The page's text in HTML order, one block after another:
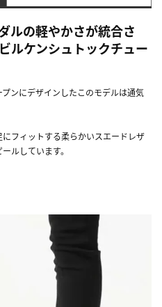
ルの軽やかさが統合さ
ルケンシュトックチュー
ンにデザインしたこのモデルは通気
フィットする柔らかいスエードレザ
ルしています。